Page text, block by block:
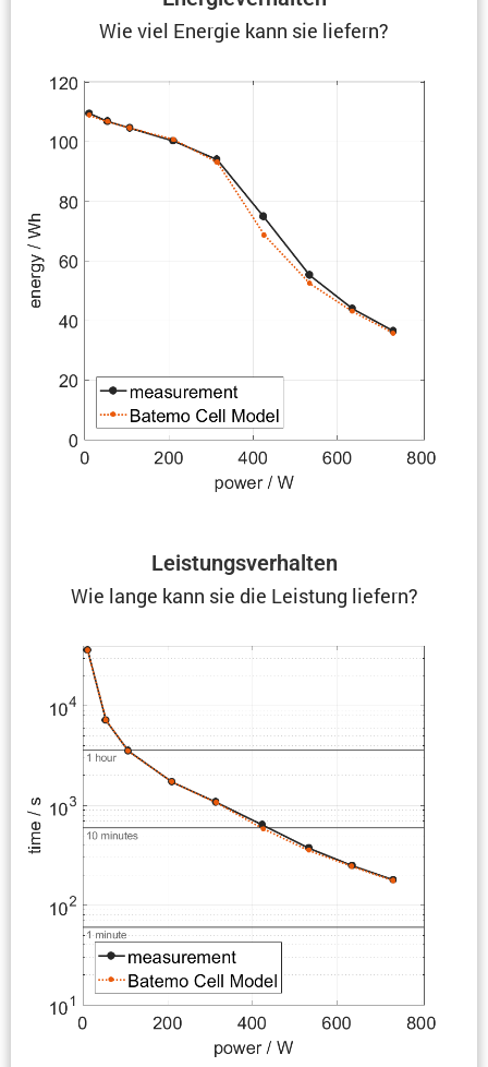
Wie viel Energie kann sie liefern?
Leistungs­ver­halten
Wie lange kann sie die Leistung liefern?